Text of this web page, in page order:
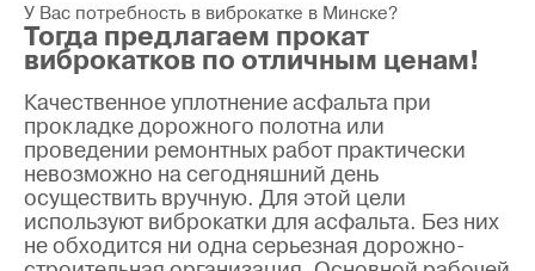
У Вас потребность в виброкатке в Минске?
Тогда предлагаем прокат
виброкатков по отличным ценам!
Качественное уплотнение асфальта при
прокладке дорожного полотна или
проведении ремонтных работ практически
невозможно на сегодняшний день
осуществить вручную. Для этой цели
используют виброкатки для асфальта. Без них
не обходится ни одна серьезная дорожно-